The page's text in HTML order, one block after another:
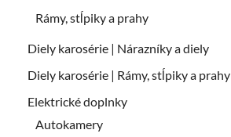
Rámy, stĺpiky a prahy
Diely karosérie | Nárazníky a diely
Diely karosérie | Rámy, stĺpiky a prahy
Elektrické doplnky
Autokamery